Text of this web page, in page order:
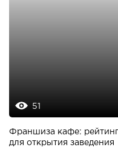
51
Франшиза кафе:
для открытия заведения